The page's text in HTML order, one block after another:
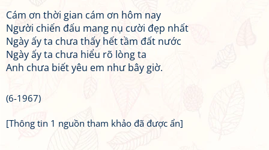
Cám ơn thời gian cám ơn hôm nay
Người chiến đấu mang nụ cười đẹp nhất
Ngày ấy ta chưa thấy hết tầm đất nước
Ngày ấy ta chưa hiểu rõ lòng ta
Anh chưa biết yêu em như bây giờ.
(6-1967)
[Thông tin 1 nguồn tham khảo đã được ẩn]